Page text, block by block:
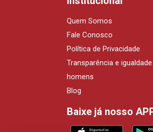
Quem Somos
Fale Conosco
Política de Privacidade
Transparência e
homens
Blog
Baixe já nosso